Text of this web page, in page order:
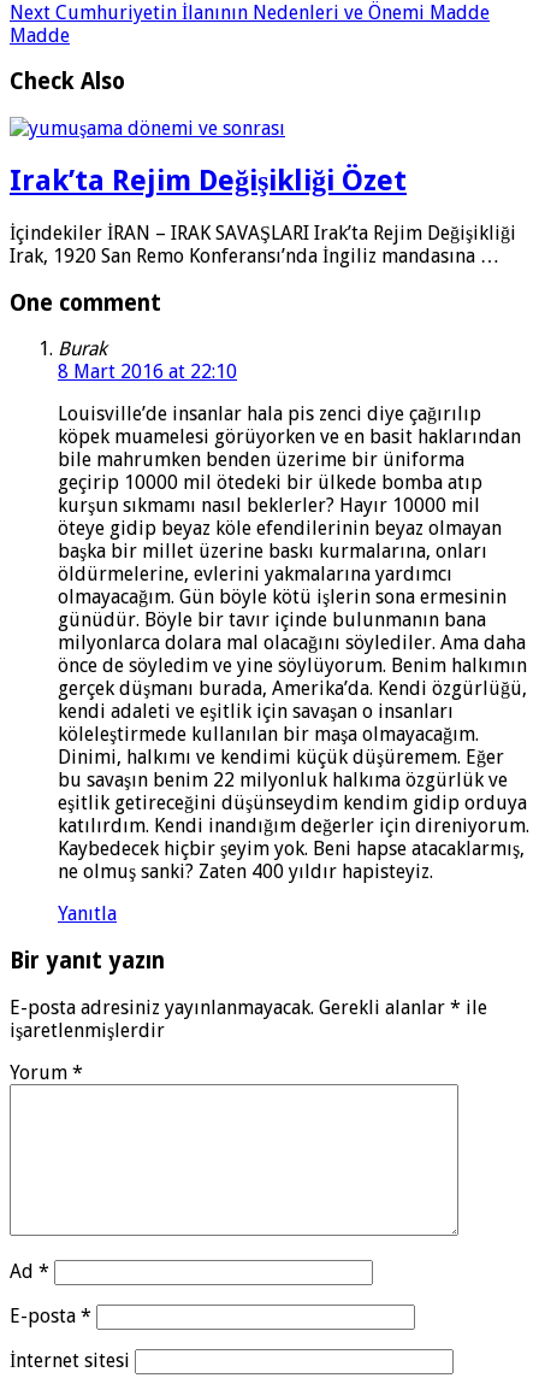
Next Cumhuriyetin İlanının Nedenleri ve Önemi Madde
Madde
Check Also
Irak’ta Rejim Değişikliği Özet
İçindekiler İRAN – IRAK SAVAŞLARI Irak’ta Rejim Değişikliği
Irak, 1920 San Remo Konferansı’nda İngiliz mandasına …
One comment
Burak
8 Mart 2016 at 22:10
Louisville’de insanlar hala pis zenci diye çağırılıp
köpek muamelesi görüyorken ve en basit haklarından
bile mahrumken benden üzerime bir üniforma
geçirip 10000 mil ötedeki bir ülkede bomba atıp
kurşun sıkmamı nasıl beklerler? Hayır 10000 mil
öteye gidip beyaz köle efendilerinin beyaz olmayan
başka bir millet üzerine baskı kurmalarına, onları
öldürmelerine, evlerini yakmalarına yardımcı
olmayacağım. Gün böyle kötü işlerin sona ermesinin
günüdür. Böyle bir tavır içinde bulunmanın bana
milyonlarca dolara mal olacağını söylediler. Ama daha
önce de söyledim ve yine söylüyorum. Benim halkımın
gerçek düşmanı burada, Amerika’da. Kendi özgürlüğü,
kendi adaleti ve eşitlik için savaşan o insanları
köleleştirmede kullanılan bir maşa olmayacağım.
Dinimi, halkımı ve kendimi küçük düşüremem. Eğer
bu savaşın benim 22 milyonluk halkıma özgürlük ve
eşitlik getireceğini düşünseydim kendim gidip orduya
katılırdım. Kendi inandığım değerler için direniyorum.
Kaybedecek hiçbir şeyim yok. Beni hapse atacaklarmış,
ne olmuş sanki? Zaten 400 yıldır hapisteyiz.
Yanıtla
Bir yanıt yazın
E-posta adresiniz yayınlanmayacak. Gerekli alanlar * ile
işaretlenmişlerdir
Yorum *
Ad *
E-posta *
İnternet sitesi